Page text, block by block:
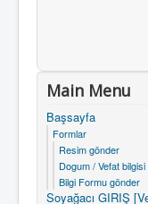
Main Menu
Başsayfa
Formlar
Resim gönder
Dogum / Vefat
Bilgi Formu gönder
Soyağacı GIRIŞ